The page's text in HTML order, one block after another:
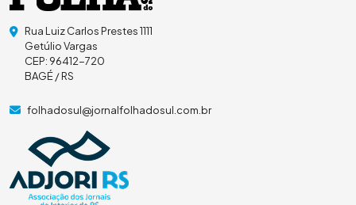
Rua Luiz Carlos Prestes 1111
Getúlio Vargas
CEP: 96412-720
BAGÉ / RS
folhadosul@jornalfolhadosul.com.br